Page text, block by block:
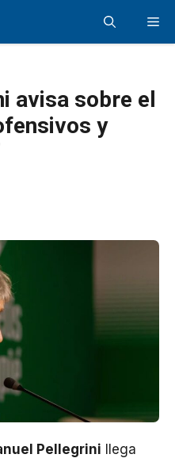
avisa sobre el
y
Pellegrini llega